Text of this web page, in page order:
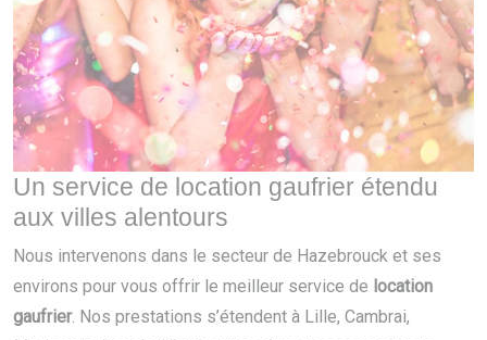
Un service de location gaufrier étendu
aux villes alentours
Nous intervenons dans le secteur de Hazebrouck et ses
environs pour vous offrir le meilleur service de location
gaufrier. Nos prestations s’étendent à Lille, Cambrai,